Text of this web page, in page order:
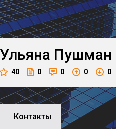
Ульяна Пушман
40 0 0 0 0
Контакты